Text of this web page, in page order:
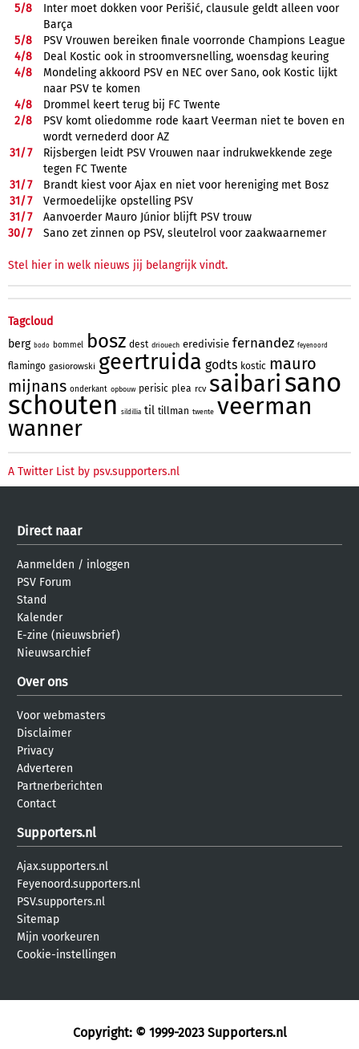
5/8
Inter moet dokken voor Perišić, clausule geldt alleen voor
Barça
5/8
PSV Vrouwen bereiken finale voorronde Champions League
4/8
Deal Kostic ook in stroomversnelling, woensdag keuring
4/8
Mondeling akkoord PSV en NEC over Sano, ook Kostic lijkt
naar PSV te komen
4/8
Drommel keert terug bij FC Twente
2/8
PSV komt oliedomme rode kaart Veerman niet te boven en
wordt vernederd door AZ
31/7
Rijsbergen leidt PSV Vrouwen naar indrukwekkende zege
tegen FC Twente
31/7
Brandt kiest voor Ajax en niet voor hereniging met Bosz
31/7
Vermoedelijke opstelling PSV
31/7
Aanvoerder Mauro Júnior blijft PSV trouw
30/7 Sano zet zinnen op PSV, sleutelrol voor zaakwaarnemer
Stel hier in welk nieuws jij belangrijk vindt.
Tagcloud
berg bodo bommel bosz dest driouech eredivisie fernandez feyenoord
flamingo gasiorowski geertruida godts kostic mauro
mijnans onderkant opbouw perisic plea rcv saibari sano
schouten sildillia til tillman twente veerman
wanner
A Twitter List by psv.supporters.nl
Direct naar
Aanmelden / inloggen
PSV Forum
Stand
Kalender
E-zine (nieuwsbrief)
Nieuwsarchief
Over ons
Voor webmasters
Disclaimer
Privacy
Adverteren
Partnerberichten
Contact
Supporters.nl
Ajax.supporters.nl
Feyenoord.supporters.nl
PSV.supporters.nl
Sitemap
Mijn voorkeuren
Cookie-instellingen
Copyright: © 1999-2023 Supporters.nl